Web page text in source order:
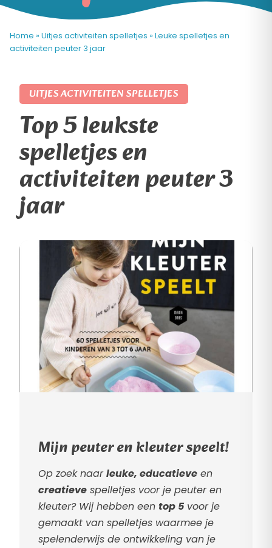
Home » Uitjes activiteiten spelletjes » Leuke spelletjes en
activiteiten peuter 3 jaar
UITJES ACTIVITEITEN SPELLETJES
Top 5 leukste
spelletjes en
activiteiten peuter 3
jaar
Mijn peuter en kleuter speelt!
Op zoek naarleuke, educatieveen
creatievespelletjes voor je peuter en
kleuter? Wij hebben een top 5voor je
gemaakt van spelletjes waarmee je
spelenderwijs de ontwikkeling van je